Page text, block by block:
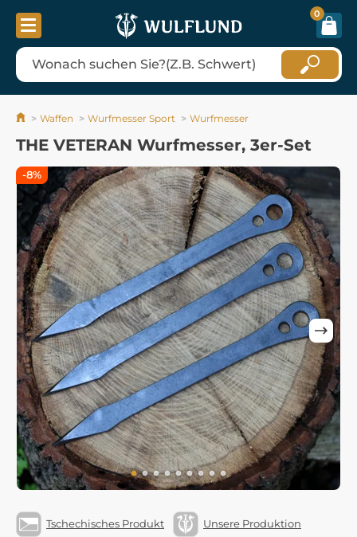
0
Waffen Wurfmesser Sport Wurfmesser
THE VETERAN Wurfmesser, 3er-Set
Tschechisches Produkt Unsere Produktion
-8%